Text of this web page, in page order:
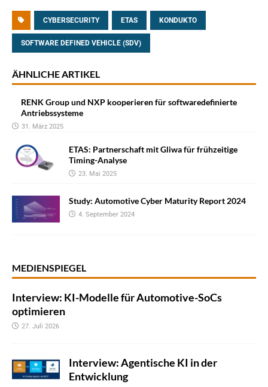
CYBERSECURITY ETAS KONDUKTO
SOFTWARE DEFINED VEHICLE (SDV)
ÄHNLICHE ARTIKEL
RENK Group und NXP kooperieren für softwaredefinierte
Antriebssysteme
31. März 2025
ETAS: Partnerschaft mit Gliwa für frühzeitige
Timing-Analyse
23. Mai 2025
Study: Automotive Cyber Maturity Report 2024
4. September 2024
MEDIENSPIEGEL
Interview: KI-Modelle für Automotive-SoCs
optimieren
27. Juli 2026
Interview: Agentische KI in der
Entwicklung